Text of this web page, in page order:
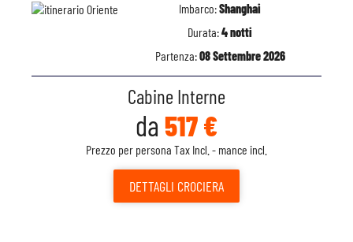
Imbarco:Shanghai
Durata:4 notti
Partenza:08 Settembre 2026
Cabine Interne
da 517 €
Prezzo per persona Tax Incl. - mance incl.
DETTAGLI CROCIERA